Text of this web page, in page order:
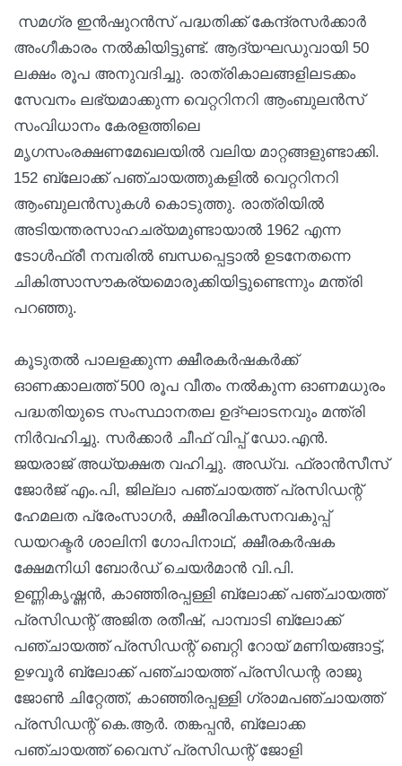
സമഗ്ര ഇൻഷുറൻസ് പദ്ധതിക്ക് കേന്ദ്രസർക്കാർ
അംഗീകാരം നൽകിയിട്ടുണ്ട്. ആദ്യഘഡുവായി 50
ലക്ഷം രൂപ അനുവദിച്ചു. രാത്രികാലങ്ങളിലടക്കം
സേവനം ലഭ്യമാക്കുന്ന വെറ്ററിനറി ആംബുലൻസ്
സംവിധാനം കേരളത്തിലെ
മൃഗസംരക്ഷണമേഖലയിൽ വലിയ മാറ്റങ്ങളുണ്ടാക്കി.
152 ബ്ലോക്ക് പഞ്ചായത്തുകളിൽ വെറ്ററിനറി
ആംബുലൻസുകൾ കൊടുത്തു. രാത്രിയിൽ
അടിയന്തരസാഹചര്യമുണ്ടായാൽ 1962 എന്ന
ടോൾഫ്രീ നമ്പരിൽ ബന്ധപ്പെട്ടാൽ ഉടനേതന്നെ
ചികിത്സാസൗകര്യമൊരുക്കിയിട്ടുണ്ടെന്നും മന്ത്രി
പറഞ്ഞു.
കൂടുതൽ പാലളക്കുന്ന ക്ഷീരകർഷകർക്ക്
ഓണക്കാലത്ത് 500 രൂപ വീതം നൽകുന്ന ഓണമധുരം
പദ്ധതിയുടെ സംസ്ഥാനതല ഉദ്ഘാടനവും മന്ത്രി
നിർവഹിച്ചു. സർക്കാർ ചീഫ് വിപ്പ് ഡോ.എൻ.
ജയരാജ് അധ്യക്ഷത വഹിച്ചു. അഡ്വ. ഫ്രാൻസീസ്
ജോർജ് എം.പി, ജില്ലാ പഞ്ചായത്ത് പ്രസിഡന്റ്
ഹേമലത പ്രേംസാഗർ, ക്ഷീരവികസനവകുപ്പ്
ഡയറക്ടർ ശാലിനി ഗോപിനാഥ്, ക്ഷീരകർഷക
ക്ഷേമനിധി ബോർഡ് ചെയർമാൻ വി.പി.
ഉണ്ണികൃഷ്ണൻ, കാഞ്ഞിരപ്പള്ളി ബ്ലോക്ക് പഞ്ചായത്ത്
പ്രസിഡന്റ് അജിത രതീഷ്, പാമ്പാടി ബ്ലോക്ക്
പഞ്ചായത്ത് പ്രസിഡന്റ് ബെറ്റി റോയ് മണിയങ്ങാട്ട്,
ഉഴവൂർ ബ്ലോക്ക് പഞ്ചായത്ത് പ്രസിഡന്റ രാജു
ജോൺ ചിറ്റേത്ത്, കാഞ്ഞിരപ്പള്ളി ഗ്രാമപഞ്ചായത്ത്
പ്രസിഡന്റ് കെ.ആർ. തങ്കപ്പൻ, ബ്ലോക്ക
പഞ്ചായത്ത് വൈസ് പ്രസിഡന്റ് ജോളി